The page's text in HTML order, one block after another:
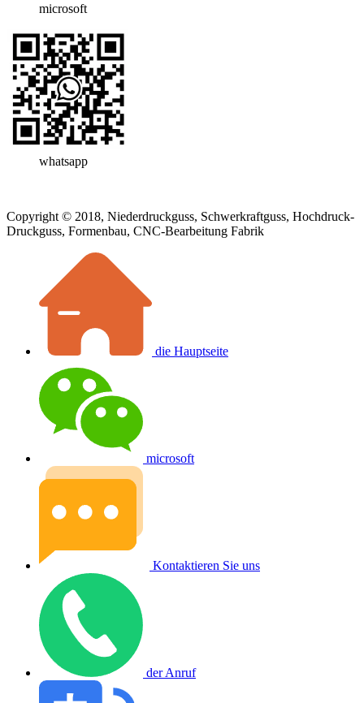
microsoft
whatsapp
Copyright © 2018, Niederdruckguss, Schwerkraftguss, Hochdruck-
Druckguss, Formenbau, CNC-Bearbeitung Fabrik
die Hauptseite
microsoft
Kontaktieren Sie uns
der Anruf